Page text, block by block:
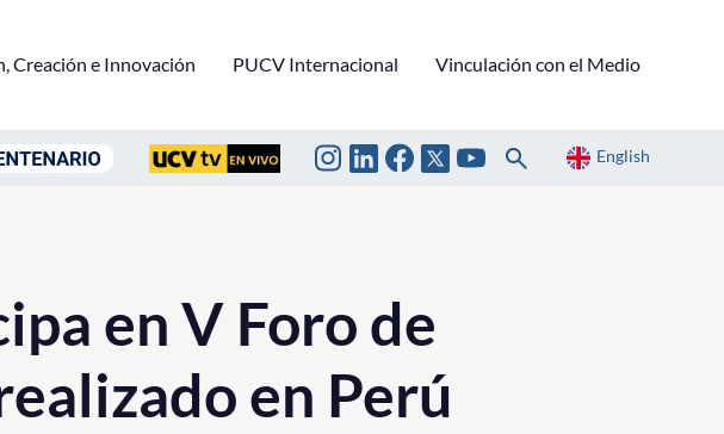
Creación e Innovación PUCV Internacional Vinculación con el Medio
English
en V Foro de
en Perú